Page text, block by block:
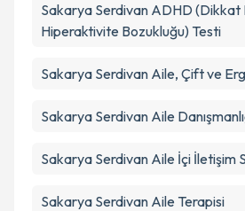
Sakarya Serdivan ADHD (Dikkat
Hiperaktivite Bozukluğu) Testi
Sakarya Serdivan Aile, Çift ve
Sakarya Serdivan Aile
Sakarya Serdivan Aile İçi İletişim
Sakarya Serdivan Aile Terapisi